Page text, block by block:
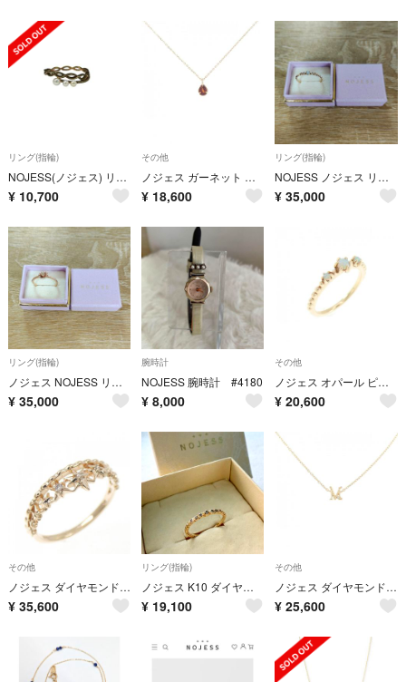
リング(指輪)
NOJESS(ノジェス) リング - K5PG×アイボリー
¥ 10,700
その他
ノジェス ガーネット ネックレス
¥ 18,600
リング(指輪)
NOJESS ノジェス リング オパール
¥ 35,000
リング(指輪)
ノジェス NOJESS リング 雪の結晶
¥ 35,000
腕時計
NOJESS 腕時計 #4180
¥ 8,000
その他
ノジェス オパール ピンキーリング
¥ 20,600
その他
ノジェス ダイヤモンド リング
¥ 35,600
リング(指輪)
ノジェス K10 ダイヤモンド 0.04ct リング イエローゴールド 7号
¥ 19,100
その他
ノジェス ダイヤモンド ネックレス
¥ 25,600